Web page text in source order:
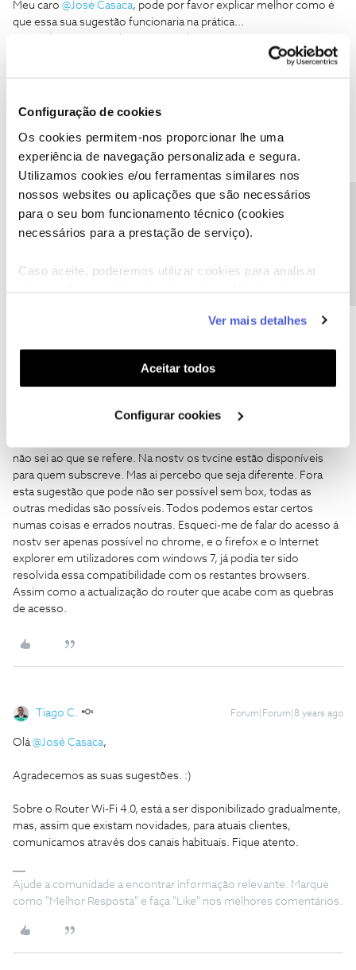
Configuração de cookies
Os cookies permitem-nos proporcionar lhe uma
experiência de navegação personalizada e segura.
Utilizamos cookies e/ou ferramentas similares nos
nossos websites ou aplicações que são necessários
para o seu bom funcionamento técnico (cookies
necessários para a prestação de serviço).
Caso aceite, poderemos utilizar cookies para analisar
funcionalidades (cookies de personalização e
funcionalidade) e adaptar anúncios aos seus interesses
(cookies de publicidade personalizada). Pode gerir a
utilização dos cookies clicando em "Configurar
Ver mais detalhes
Aceitar todos
Configurar cookies
Meu caro @José Casaca, pode por favor explicar melhor como é
que essa sua sugestão funcionaria na prática...
desbloqueia os canais que ambos subscrevemos e estes ficam
permitir também a validação do acesso a canais de subscrição por
suas BOX ?
Ser cliente NOS pode não ser fácil, mas a cada obstáculo
superado ganha-se força para seguir em frente. Respeito por
quem se propõem ajudar sem nada em troca... nem mesmo um
obrigado;)
esse desbloqueio sem que os canais subscritos sejam visíveis por
houvesse no futuro, se isso não é mesmo possível sem box,
sem mais custos, fica apenas a ideia de um cliente. Mas obrigado
não sei ao que se refere. Na nostv os tvcine estão disponíveis
para quem subscreve. Mas ai percebo que seja diferente. Fora
esta sugestão que pode não ser possível sem box, todas as
outras medidas são possíveis. Todos podemos estar certos
numas coisas e errados noutras. Esqueci-me de falar do acesso á
nostv ser apenas possível no chrome, e o firefox e o Internet
explorer em utilizadores com windows 7, já podia ter sido
resolvida essa compatibilidade com os restantes browsers.
Assim como a actualização do router que acabe com as quebras
de acesso.
Tiago C. Forum|Forum|8 years ago
Olá@José Casaca,
Agradecemos as suas sugestões. :)
Sobre o Router Wi-Fi 4.0, está a ser disponibilizado gradualmente,
mas, assim que existam novidades, para atuais clientes,
comunicamos através dos canais habituais. Fique atento.
Ajude a comunidade a encontrar informação relevante. Marque
como "Melhor Resposta" e faça "Like" nos melhores comentários.